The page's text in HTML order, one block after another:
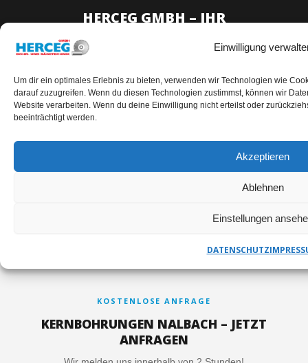
Einwilligung
Um dir ein optimales Erlebnis zu bieten, verwenden wir Technologien wie
darauf zuzugreifen. Wenn du diesen Technologien zustimmst, können wir
Website verarbeiten. Wenn du deine Einwilligung nicht erteilst oder
beeinträchtigt werden.
Akzeptieren
Ablehnen
Einstellungen
DATENSCHUTZ
HERCEG GMBH – IHR
TELEFON
+49
18394
✉
info@herceg-
Friedrichstalweg
1a
76646 Bruchsal
KOSTENLOSE ANFRAGE
KERNBOHRUNGEN NALBACH – JETZT
ANFRAGEN